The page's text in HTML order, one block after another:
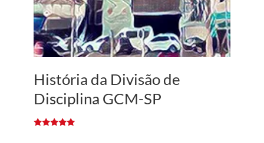
História da Divisão de
Disciplina GCM-SP